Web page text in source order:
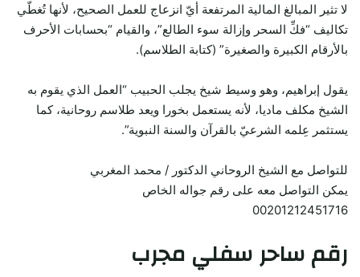
لا تثير المبالغ المالية المرتفعة أيّ انزعاج للعمل الصحيح، لأنها تُغطّي
تكاليف “فكِّ السحر وإزالة سوء الطالع”، والقيام “بحسابات الأحرف
بالأرقام الكبيرة والصغيرة” (كتابة الطلاسم).
يقول إبراهيم، وهو وسيط شيخ يجلب الحبيب “العمل الذي يقوم به
الشيخ مكلف ماديا، لأنه يستعمل بخورا ويعد طلاسم روحانية، كما
يستثمر عِلمه الشرعيّ بالقرآن والسنة النبوية”.
للتواصل مع الشيخ الروحاني الدكتور / محمد المغربي
يمكن التواصل معه على رقم جواله الخاص
00201212451716
رقم ساحرسفلي مجرب